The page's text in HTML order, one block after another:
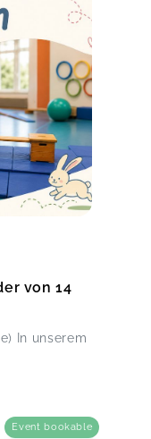
von 14
In unserem
Event bookable